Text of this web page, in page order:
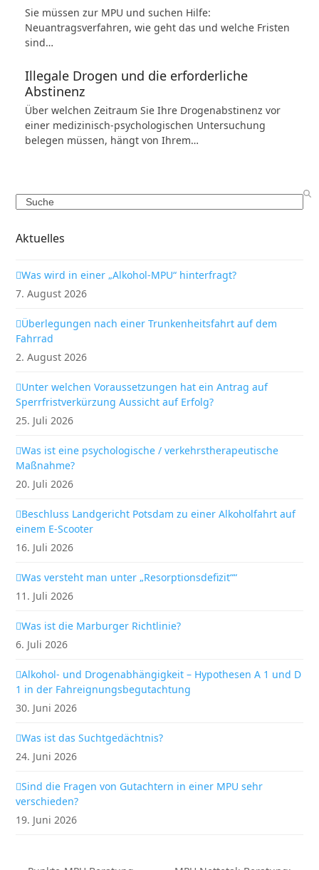
Sie müssen zur MPU und suchen Hilfe:
Neuantragsverfahren, wie geht das und welche Fristen
sind…
Illegale Drogen und die erforderliche
Abstinenz
Über welchen Zeitraum Sie Ihre Drogenabstinenz vor
einer medizinisch-psychologischen Untersuchung
belegen müssen, hängt von Ihrem…
Search
Aktuelles
Was wird in einer „Alkohol-MPU“ hinterfragt?
7. August 2026
Überlegungen nach einer Trunkenheitsfahrt auf dem
Fahrrad
2. August 2026
Unter welchen Voraussetzungen hat ein Antrag auf
Sperrfristverkürzung Aussicht auf Erfolg?
25. Juli 2026
Was ist eine psychologische / verkehrstherapeutische
Maßnahme?
20. Juli 2026
Beschluss Landgericht Potsdam zu einer Alkoholfahrt auf
einem E-Scooter
16. Juli 2026
Was versteht man unter „Resorptionsdefizit““
11. Juli 2026
Was ist die Marburger Richtlinie?
6. Juli 2026
Alkohol- und Drogenabhängigkeit – Hypothesen A 1 und D
1 in der Fahreignungsbegutachtung
30. Juni 2026
Was ist das Suchtgedächtnis?
24. Juni 2026
Sind die Fragen von Gutachtern in einer MPU sehr
verschieden?
19. Juni 2026